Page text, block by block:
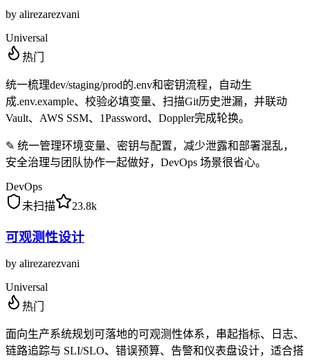
by alirezarezvani
Universal
热门
统一梳理dev/staging/prod的.env和密钥流程，自动生
成.env.example、校验必填变量、扫描Git历史泄漏，并联动
Vault、AWS SSM、1Password、Doppler完成轮换。
✎ 统一管理环境变量、密钥与配置，减少泄露和部署混乱，
安全治理与团队协作一起做好，DevOps 场景很省心。
DevOps
未扫描
23.8k
可观测性设计
by alirezarezvani
Universal
热门
面向生产系统规划可落地的可观测性体系，串起指标、日志、
链路追踪与 SLI/SLO、错误预算、告警和仪表盘设计，适合搭